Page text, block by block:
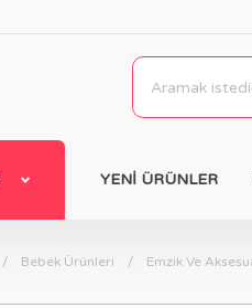
YENİ ÜRÜNLER
Bebek Ürünleri Emzik Ve